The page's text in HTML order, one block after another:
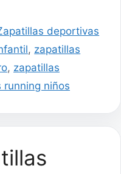
deportivas
, zapatillas
, zapatillas
running niños